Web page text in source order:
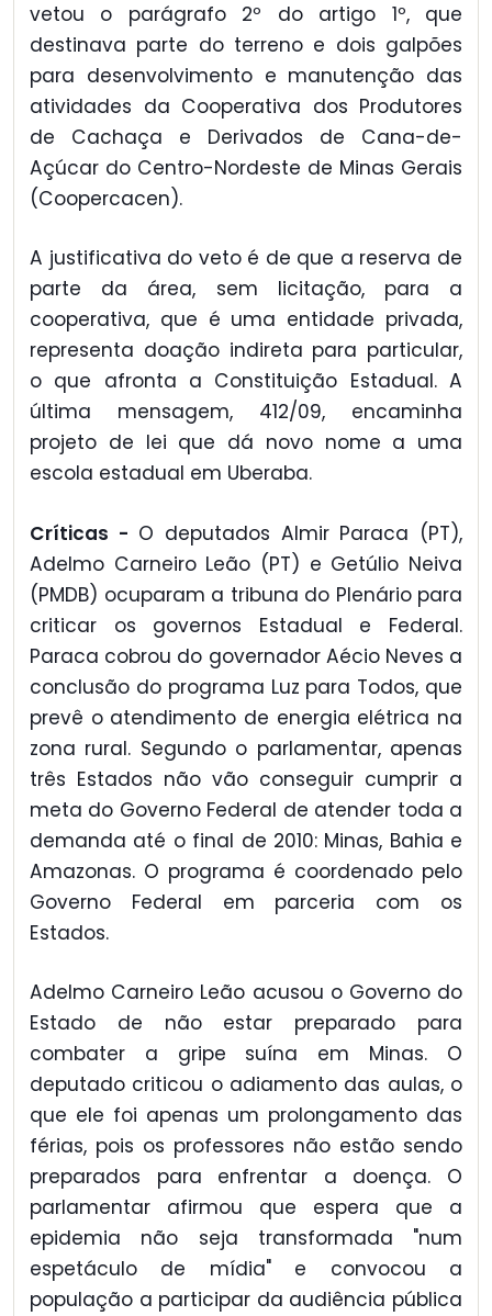
vetou o parágrafo 2º do artigo 1º, que
destinava parte do terreno e dois galpões
para desenvolvimento e manutenção das
atividades da Cooperativa dos Produtores
de Cachaça e Derivados de Cana-de-
Açúcar do Centro-Nordeste de Minas Gerais
(Coopercacen).
A justificativa do veto é de que a reserva de
parte da área, sem licitação, para a
cooperativa, que é uma entidade privada,
representa doação indireta para particular,
o que afronta a Constituição Estadual. A
última mensagem, 412/09, encaminha
projeto de lei que dá novo nome a uma
escola estadual em Uberaba.
Críticas - O deputados Almir Paraca (PT),
Adelmo Carneiro Leão (PT) e Getúlio Neiva
(PMDB) ocuparam a tribuna do Plenário para
criticar os governos Estadual e Federal.
Paraca cobrou do governador Aécio Neves a
conclusão do programa Luz para Todos, que
prevê o atendimento de energia elétrica na
zona rural. Segundo o parlamentar, apenas
três Estados não vão conseguir cumprir a
meta do Governo Federal de atender toda a
demanda até o final de 2010: Minas, Bahia e
Amazonas. O programa é coordenado pelo
Governo Federal em parceria com os
Estados.
Adelmo Carneiro Leão acusou o Governo do
Estado de não estar preparado para
combater a gripe suína em Minas. O
deputado criticou o adiamento das aulas, o
que ele foi apenas um prolongamento das
férias, pois os professores não estão sendo
preparados para enfrentar a doença. O
parlamentar afirmou que espera que a
epidemia não seja transformada "num
espetáculo de mídia" e convocou a
população a participar da audiência pública